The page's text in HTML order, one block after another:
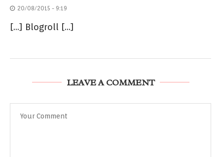
20/08/2015 - 9:19
[…] Blogroll […]
LEAVE A COMMENT